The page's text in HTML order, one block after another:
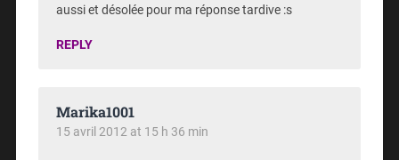
aussi et désolée pour ma réponse tardive :s
REPLY
Marika1001
15 avril 2012 at 15 h 36 min